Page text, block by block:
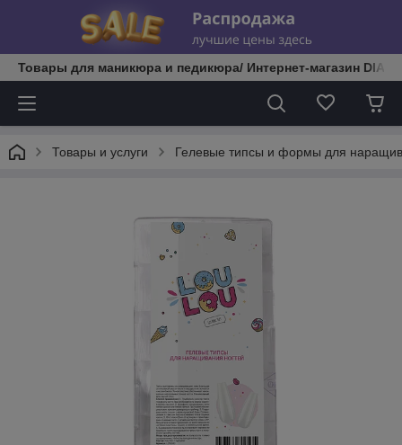
Товары для маникюра и педикюра/ Интернет-магазин
Товары и услуги Гелевые типсы и формы для